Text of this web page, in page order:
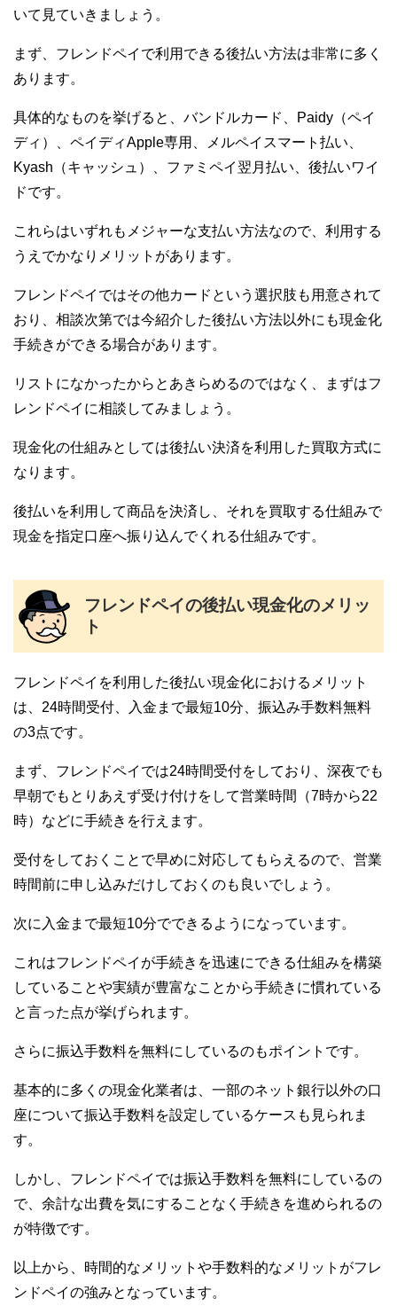
いて見ていきましょう。
まず、フレンドペイで利用できる後払い方法は非常に多く
あります。
具体的なものを挙げると、バンドルカード、Paidy（ペイ
ディ）、ペイディApple専用、メルペイスマート払い、
Kyash（キャッシュ）、ファミペイ翌月払い、後払いワイ
ドです。
これらはいずれもメジャーな支払い方法なので、利用する
うえでかなりメリットがあります。
フレンドペイではその他カードという選択肢も用意されて
おり、相談次第では今紹介した後払い方法以外にも現金化
手続きができる場合があります。
リストになかったからとあきらめるのではなく、まずはフ
レンドペイに相談してみましょう。
現金化の仕組みとしては後払い決済を利用した買取方式に
なります。
後払いを利用して商品を決済し、それを買取する仕組みで
現金を指定口座へ振り込んでくれる仕組みです。
フレンドペイの後払い現金化のメリッ
ト
フレンドペイを利用した後払い現金化におけるメリット
は、24時間受付、入金まで最短10分、振込み手数料無料
の3点です。
まず、フレンドペイでは24時間受付をしており、深夜でも
早朝でもとりあえず受け付けをして営業時間（7時から22
時）などに手続きを行えます。
受付をしておくことで早めに対応してもらえるので、営業
時間前に申し込みだけしておくのも良いでしょう。
次に入金まで最短10分でできるようになっています。
これはフレンドペイが手続きを迅速にできる仕組みを構築
していることや実績が豊富なことから手続きに慣れている
と言った点が挙げられます。
さらに振込手数料を無料にしているのもポイントです。
基本的に多くの現金化業者は、一部のネット銀行以外の口
座について振込手数料を設定しているケースも見られま
す。
しかし、フレンドペイでは振込手数料を無料にしているの
で、余計な出費を気にすることなく手続きを進められるの
が特徴です。
以上から、時間的なメリットや手数料的なメリットがフレ
ンドペイの強みとなっています。